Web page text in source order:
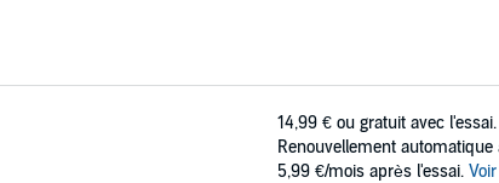
14,99 € ou gratuit avec l'essai.
Renouvellement automatique
5,99 €/mois après l'essai. Voir